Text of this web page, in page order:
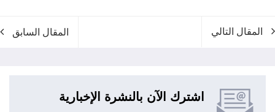
المقال التالي المقال السابق
اشترك الآن بالنشرة الإخبارية